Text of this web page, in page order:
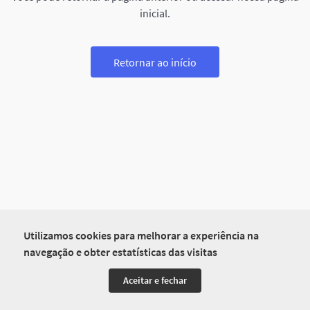
Utilizamos cookies para melhorar a experiência na
navegação e obter estatísticas das visitas
Aceitar e fechar
inicial.
Retornar ao início